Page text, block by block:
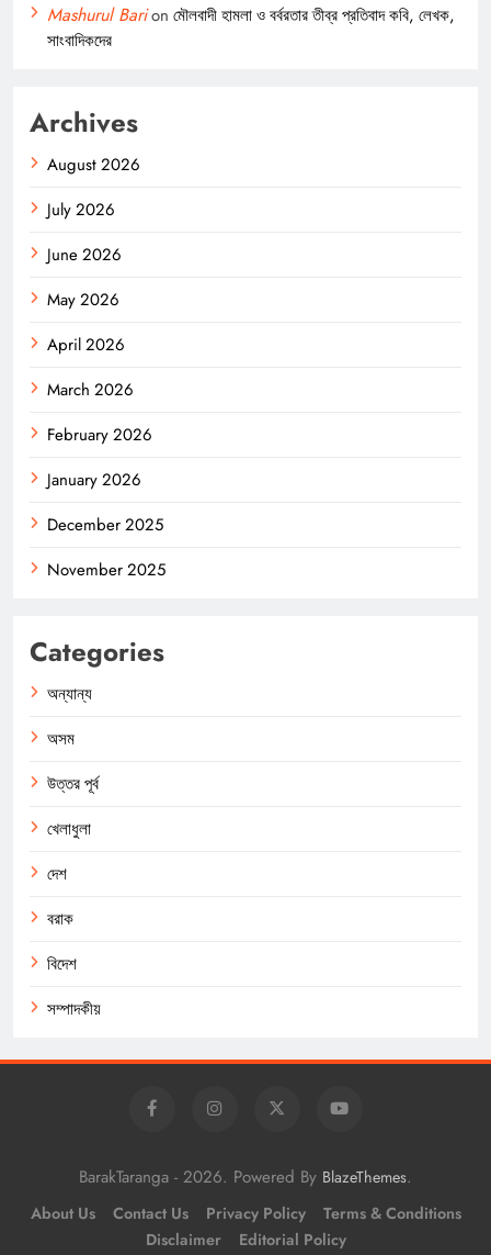
Mashurul Barion মৌলবাদী হামলা ও বর্বরতার তীব্র প্রতিবাদ কবি, লেখক,
সাংবাদিকদের
Archives
August 2026
July 2026
June 2026
May 2026
April 2026
March 2026
February 2026
January 2026
December 2025
November 2025
Categories
অন্যান্য
অসম
উত্তর পূর্ব
খেলাধুলা
দেশ
বরাক
বিদেশ
সম্পাদকীয়
BarakTaranga - 2026. Powered By BlazeThemes.
About Us Contact Us Privacy Policy
Terms & Conditions
Disclaimer
Editorial Policy